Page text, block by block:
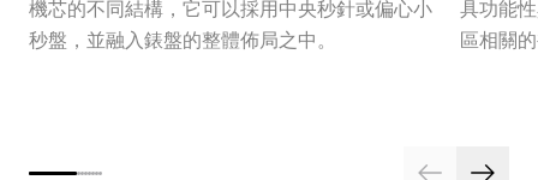
機芯的不同結構，它可以採用中央秒針或偏心小
秒盤，並融入錶盤的整體佈局之中。
具功能
區相關